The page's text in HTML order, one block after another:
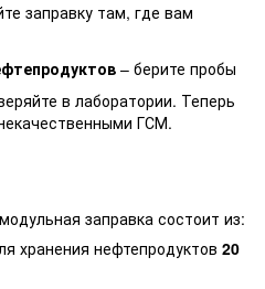
заправку там, где вам
– берите пробы
в лаборатории. Теперь
ГСМ.
заправка состоит из:
хранения нефтепродуктов 20